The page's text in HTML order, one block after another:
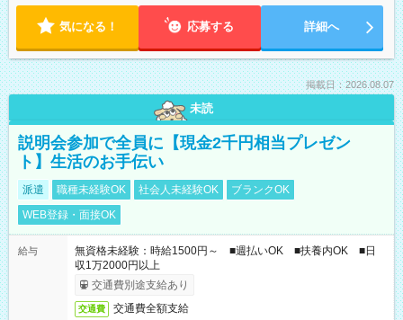
気になる！ 応募する 詳細へ
掲載日：2026.08.07
未読
説明会参加で全員に【現金2千円相当プレゼン
ト】生活のお手伝い
派遣 職種未経験OK 社会人未経験OK
ブランクOK
WEB登録・面接OK
給与
無資格未経験：時給1500円～ ■週払いOK ■扶養内OK ■日
収1万2000円以上
交通費別途支給あり
交通費 交通費全額支給